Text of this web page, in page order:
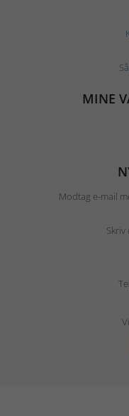
MINE
Modtag e-mail